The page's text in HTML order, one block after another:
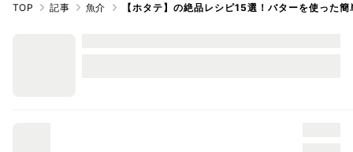
TOP 記事 魚介 【ホタテ】の絶品レシピ15選！バターを使った